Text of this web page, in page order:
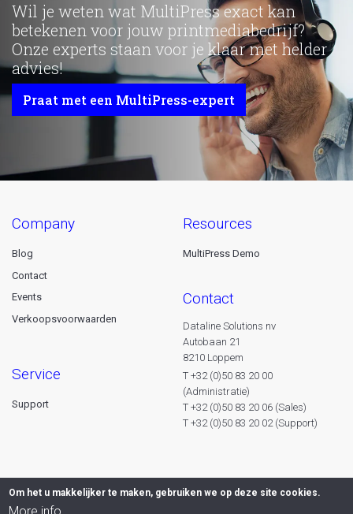
Wil je weten wat MultiPress exact kan
betekenen voor jouw printmediabedrijf?
Onze experts staan voor je klaar met helder
advies!
Praat met een MultiPress-expert
company
Blog
Contact
Events
Verkoopsvoorwaarden
service
Support
resources
MultiPress Demo
contact
Dataline Solutions nv
Autobaan 21
8210 Loppem
T +32 (0)50 83 20 00
(Administratie)
T +32 (0)50 83 20 06 (Sales)
T +32 (0)50 83 20 02 (Support)
Om het u makkelijker te maken, gebruiken we op deze site cookies.